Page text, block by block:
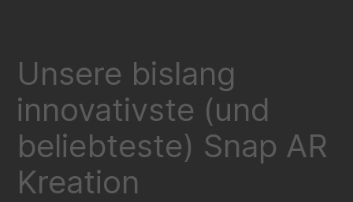
Unsere bislang
innovativste (und
beliebteste) Snap AR
Kreation